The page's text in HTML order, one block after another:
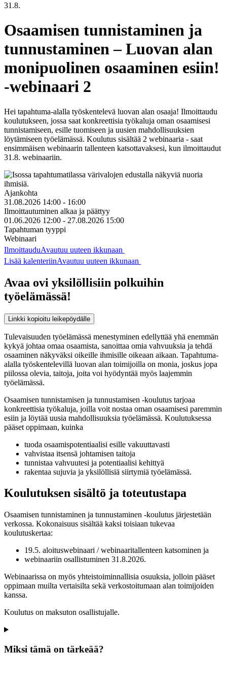
31.8.
Osaamisen tunnistaminen ja
tunnustaminen – Luovan alan
monipuolinen osaaminen esiin!
-webinaari 2
Hei tapahtuma-alalla työskentelevä luovan alan osaaja! Ilmoittaudu
koulutukseen, jossa saat konkreettisia työkaluja oman osaamisesi
tunnistamiseen, esille tuomiseen ja uusien mahdollisuuksien
löytämiseen työelämässä. Koulutus sisältää 2 webinaaria - saat
ensimmäisen webinaarin tallenteen katsottavaksesi, kun ilmoittaudut
31.8. webinaariin.
Ajankohta
31.08.2026 14:00 - 16:00
Ilmoittautuminen alkaa ja päättyy
01.06.2026 12:00 - 27.08.2026 15:00
Tapahtuman tyyppi
Webinaari
IlmoittauduAvautuu uuteen ikkunaan
Lisää kalenteriinAvautuu uuteen ikkunaan
Avaa ovi yksilöllisiin polkuihin
työelämässä!
Linkki kopioitu leikepöydälle
Tulevaisuuden työelämässä menestyminen edellyttää yhä enemmän
kykyä johtaa omaa osaamista, sanoittaa omia vahvuuksia ja tehdä
osaaminen näkyväksi oikeille ihmisille oikeaan aikaan. Tapahtuma-
alalla työskentelevillä luovan alan toimijoilla on monia, joskus jopa
piilossa olevia, taitoja, joita voi hyödyntää myös laajemmin
työelämässä.
Osaamisen tunnistamisen ja tunnustamisen -koulutus tarjoaa
konkreettisia työkaluja, joilla voit nostaa oman osaamisesi paremmin
esiin ja löytää uusia mahdollisuuksia työelämässä. Koulutuksessa
pääset oppimaan, kuinka
tuoda osaamispotentiaalisi esille vakuuttavasti
vahvistaa itsensä johtamisen taitoja
tunnistaa vahvuutesi ja potentiaalisi kehittyä
rakentaa sujuvia ja yksilöllisiä siirtymiä työelämässä.
Koulutuksen sisältö ja toteutustapa
Osaamisen tunnistaminen ja tunnustaminen -koulutus järjestetään
verkossa. Kokonaisuus sisältää kaksi toisiaan tukevaa
koulutuskertaa:
19.5. aloituswebinaari / webinaaritallenteen katsominen ja
webinaariin osallistuminen 31.8.2026.
Webinaarissa on myös yhteistoiminnallisia osuuksia, jolloin pääset
oppimaan muilta vertaisilta sekä verkostoitumaan alan toimijoiden
kanssa.
Koulutus on maksuton osallistujalle.
Miksi tämä on tärkeää?